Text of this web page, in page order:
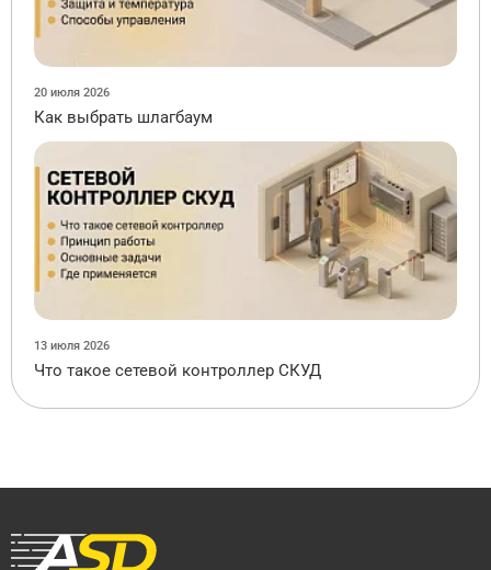
20 июля 2026
Как выбрать шлагбаум
13 июля 2026
Что такое сетевой контроллер СКУД